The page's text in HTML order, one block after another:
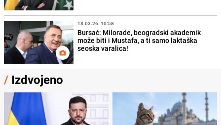
18.03.26. 10:58
Bursać: Milorade, beogradski akademik
može biti i Mustafa, a ti samo laktaška
seoska varalica!
/ Izdvojeno